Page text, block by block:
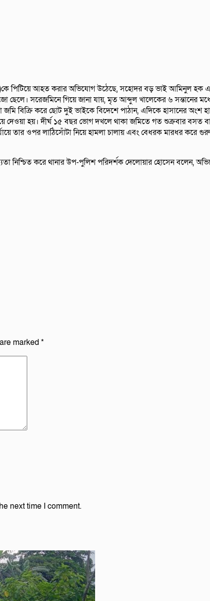
পিটিয়ে আহত করার অভিযোগ উঠেছে, সহোদর বড় ভাই আমিনুল হক
সরেজমিনে গিয়ে জানা যায়, মৃত আব্দুল খালেকের ৬ সন্তানের মধ্যে
বিক্রি করে ছোট দুই ভাইকে বিদেশে পাঠান, এদিকে হাসানের
দেওয়া হয়। দীর্ঘ ১৫ বছর ভোগ দখলে থাকা জমিতে গত শুক্রবার বসত
তার ওপর লাঠিসোঁটা নিয়ে হামলা চালায় এবং বেধরক মারধর
নিশ্চিত করে থানার উপ-পুলিশ পরিদর্শক দেলোয়ার হোসেন বলেন,
marked *
next time I comment.